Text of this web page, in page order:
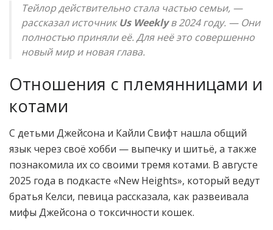
Тейлор действительно стала частью семьи, —
рассказал источникUs Weeklyв 2024 году. — Они
полностью приняли её. Для неё это совершенно
новый мир и новая глава.
Отношения с племянницами и
котами
С детьми Джейсона и Кайли Свифт нашла общий
язык через своё хобби — выпечку и шитьё, а также
познакомила их со своими тремя котами. В августе
2025 года в подкасте «New Heights», который ведут
братья Келси, певица рассказала, как развеивала
мифы Джейсона о токсичности кошек.